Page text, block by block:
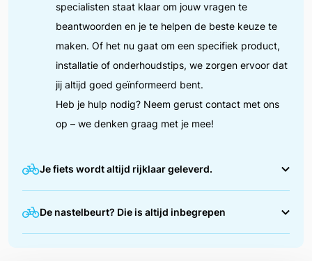
specialisten staat klaar om jouw vragen te
beantwoorden en je te helpen de beste keuze te
maken. Of het nu gaat om een specifiek product,
installatie of onderhoudstips, we zorgen ervoor dat
jij altijd goed geïnformeerd bent.
Heb je hulp nodig? Neem gerust contact met ons
op – we denken graag met je mee!
Je fiets wordt altijd rijklaar geleverd.
voordat je erop wegrijdt. Tijdens de afleverbeurt
De nastelbeurt? Die is altijd inbegrepen